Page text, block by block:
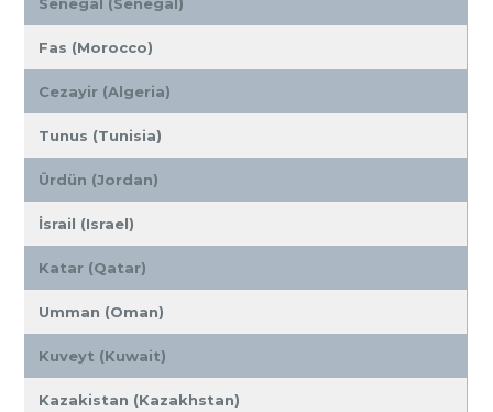
Fas (Morocco)
Cezayir (Algeria)
Tunus (Tunisia)
Ürdün (Jordan)
İsrail (Israel)
Katar (Qatar)
Umman (Oman)
Kuveyt (Kuwait)
Kazakistan (Kazakhstan)